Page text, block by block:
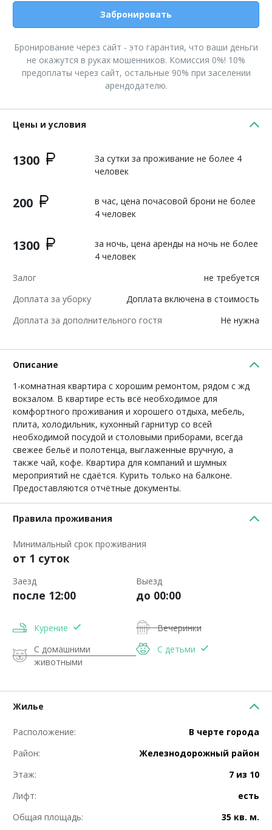
Забронировать
Бронирование через сайт - это гарантия, что ваши деньги
не окажутся в руках мошенников. Комиссия 0%! 10%
предоплаты через сайт, остальные 90% при заселении
арендодателю.
Цены и условия
1300
За сутки за проживание не более 4
человек
200
в час, цена почасовой брони не более
4 человек
1300
за ночь, цена аренды на ночь не более
4 человек
Залог
не требуется
Доплата за уборку
Доплата включена в стоимость
Доплата за дополнительного гостя
Не нужна
Описание
1-комнатная квартира с хорошим ремонтом, рядом с жд
вокзалом. В квартире есть всё необходимое для
комфортного проживания и хорошего отдыха, мебель,
плита, холодильник, кухонный гарнитур со всей
необходимой посудой и столовыми приборами, всегда
свежее бельё и полотенца, выглаженные вручную, а
также чай, кофе. Квартира для компаний и шумных
мероприятий не сдаётся. Курить только на балконе.
Предоставляются отчётные документы.
Правила проживания
Минимальный срок проживания
от 1 суток
Заезд
после 12:00
Выезд
до 00:00
Курение
Вечеринки
С домашними
животными
С детьми
Жилье
Расположение:
В черте города
Район:
Железнодорожный район
Этаж:
7 из 10
Лифт:
есть
Общая площадь:
35 кв. м.